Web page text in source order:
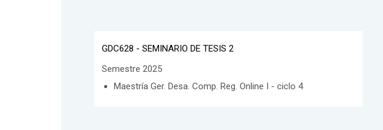
GDC628 - SEMINARIO DE TESIS 2
Semestre 2025
Maestría Ger. Desa. Comp. Reg. Online I - ciclo 4